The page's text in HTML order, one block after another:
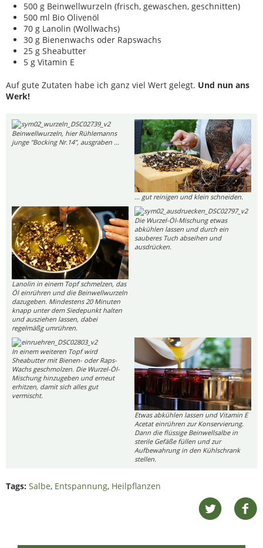
500 g Beinwellwurzeln (frisch, gewaschen, geschnitten)
500 ml Bio Olivenöl
70 g Lanolin (Wollwachs)
30 g Bienenwachs oder Rapswachs
25 g Sheabutter
5 g Vitamin E
Auf gute Zutaten habe ich ganz viel Wert gelegt. Und nun ans
Werk!
Beinwellwurzeln, hier Rühlemanns
junge "Bocking Nr.14", ausgraben ...
... gut reinigen und klein schneiden.
Lanolin in einem Topf schmelzen, das
Öl einrühren und die Beinwellwurzeln
dazugeben. Mindestens 20 Minuten
knapp unter dem Siedepunkt halten
und ausziehen lassen, dabei
regelmäßg umrühren.
Die Wurzel-Öl-Mischung etwas
abkühlen lassen und durch ein
sauberes Tuch abseihen und
ausdrücken.
In einem weiteren Topf wird
Sheabutter mit Bienen- oder Raps-
Wachs geschmolzen. Die Wurzel-Öl-
Mischung hinzugeben und erneut
erhitzen, damit sich alles gut
vermischt.
Etwas abkühlen lassen und Vitamin E
Acetat einrühren zur Konservierung.
Dann die flüssige Beinwellsalbe in
sterile Gefäße füllen und zur
Aufbewahrung in den Kühlschrank
stellen.
Tags: Salbe, Entspannung, Heilpflanzen